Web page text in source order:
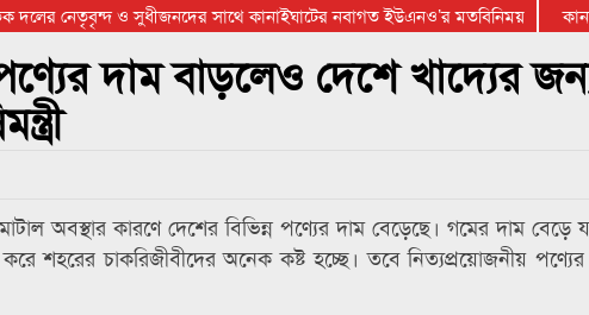
দলের নেতৃবৃন্দ ও সুধীজনদের সাথে কানাইঘাটের নবাগত ইউএনও’র মতবিনিময়
গ্রুপ থিয়েটার ফেডারেশানের বিভাগীয় অভিনয় কর্মশালা সম্পন্ন
দাম বাড়লেও দেশে খাদ্যের
অবস্থার কারণে দেশের বিভিন্ন পণ্যের দাম বেড়েছে। গমের দাম বেড়ে
শহরের চাকরিজীবীদের অনেক কষ্ট হচ্ছে। তবে নিত্যপ্রয়োজনীয়